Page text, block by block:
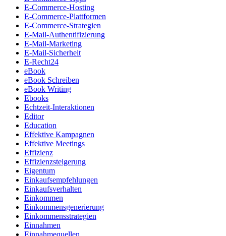
E-Commerce-Hosting
E-Commerce-Plattformen
E-Commerce-Strategien
E-Mail-Authentifizierung
E-Mail-Marketing
E-Mail-Sicherheit
E-Recht24
eBook
eBook Schreiben
eBook Writing
Ebooks
Echtzeit-Interaktionen
Editor
Education
Effektive Kampagnen
Effektive Meetings
Effizienz
Effizienzsteigerung
Eigentum
Einkaufsempfehlungen
Einkaufsverhalten
Einkommen
Einkommensgenerierung
Einkommensstrategien
Einnahmen